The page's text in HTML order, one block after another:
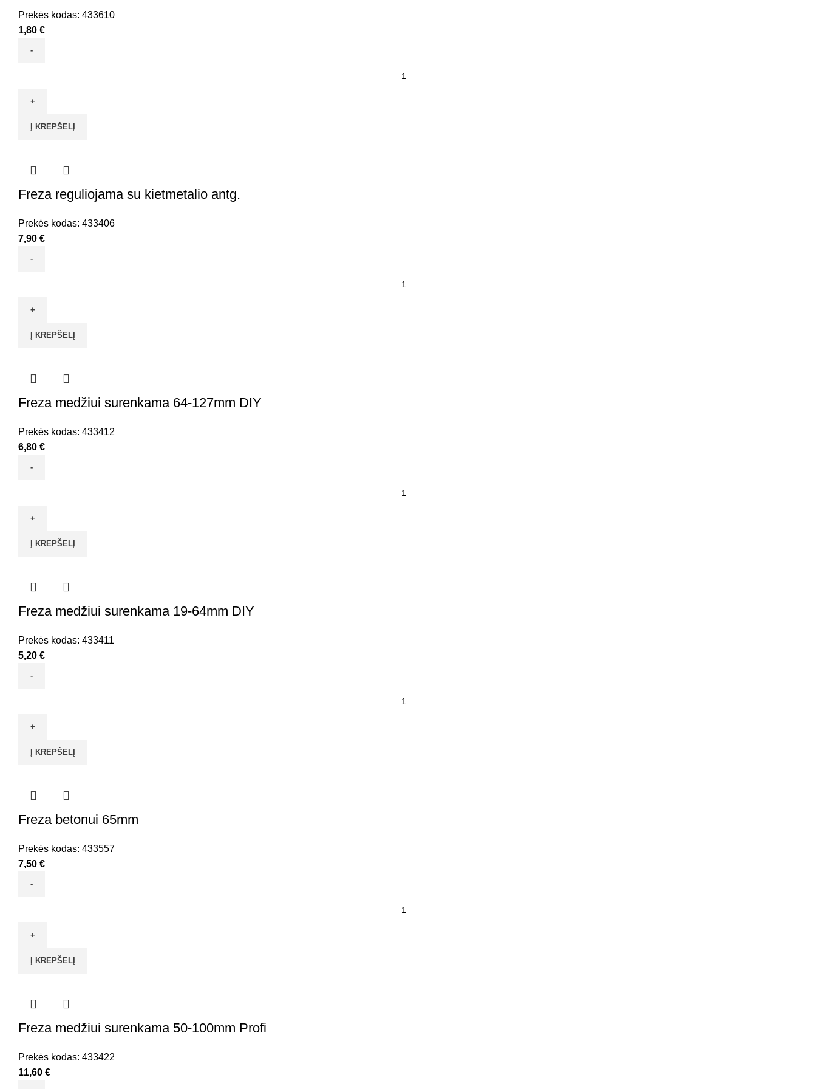
Prekės kodas: 433610
1,80 €
Deimantinės
keramikai
Į KREPŠELĮ
Freza reguliojama su kietmetalio antg.
Prekės kodas: 433406
7,90 €
Freza
Į KREPŠELĮ
Freza medžiui surenkama 64-127mm DIY
Prekės kodas: 433412
6,80 €
Freza
surenkama
DIY
Į KREPŠELĮ
Freza medžiui surenkama 19-64mm DIY
Prekės kodas: 433411
5,20 €
Freza
surenkama
DIY
Į KREPŠELĮ
Freza betonui 65mm
Prekės kodas: 433557
7,50 €
Freza
65mmĮ KREPŠELĮ
Freza medžiui surenkama 50-100mm Profi
Prekės kodas: 433422
11,60 €